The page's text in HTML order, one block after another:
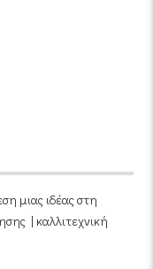
μιας ιδέας στη
| καλλιτεχνική